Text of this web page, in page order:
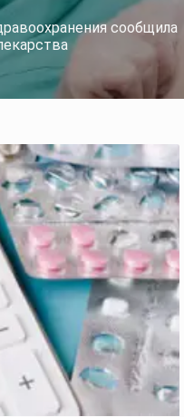
сообщила